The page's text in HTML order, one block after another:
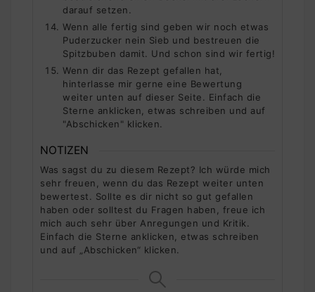
darauf setzen.
Wenn alle fertig sind geben wir noch etwas
Puderzucker nein Sieb und bestreuen die
Spitzbuben damit. Und schon sind wir fertig!
Wenn dir das Rezept gefallen hat,
hinterlasse mir gerne eine Bewertung
weiter unten auf dieser Seite. Einfach die
Sterne anklicken, etwas schreiben und auf
"Abschicken" klicken.
NOTIZEN
Was sagst du zu diesem Rezept? Ich würde mich
sehr freuen, wenn du das Rezept weiter unten
bewertest. Sollte es dir nicht so gut gefallen
haben oder solltest du Fragen haben, freue ich
mich auch sehr über Anregungen und Kritik.
Einfach die Sterne anklicken, etwas schreiben
und auf „Abschicken“ klicken.